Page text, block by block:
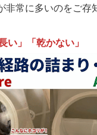
非常に多いのをご存
」「乾かない」